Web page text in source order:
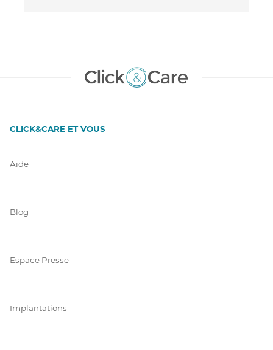
CLICK&CARE ET VOUS
Aide
Blog
Espace Presse
Implantations